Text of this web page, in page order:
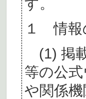
１ 情報
(1) 掲
等の公
や関係